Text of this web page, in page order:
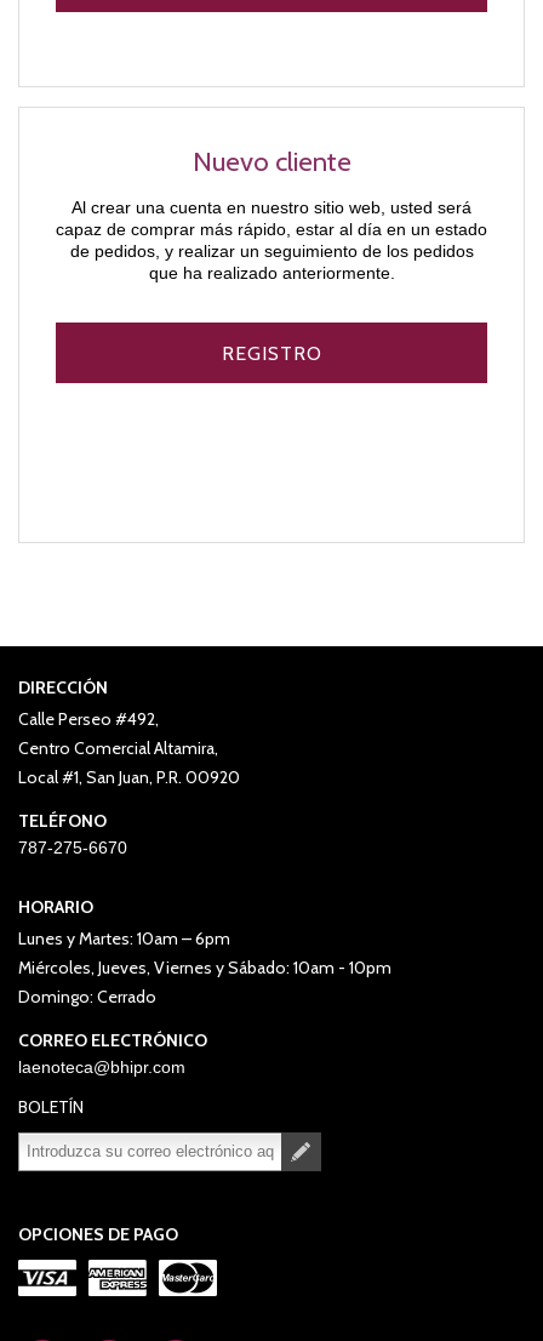
Nuevo cliente
Al crear una cuenta en nuestro sitio web, usted será
capaz de comprar más rápido, estar al día en un estado
de pedidos, y realizar un seguimiento de los pedidos
que ha realizado anteriormente.
DIRECCIÓN
Calle Perseo #492,
Centro Comercial Altamira,
Local #1, San Juan, P.R. 00920
TELÉFONO
787-275-6670
HORARIO
Lunes y Martes: 10am – 6pm
Miércoles, Jueves, Viernes y Sábado: 10am - 10pm
Domingo: Cerrado
CORREO ELECTRÓNICO
laenoteca@bhipr.com
BOLETÍN
OPCIONES DE PAGO